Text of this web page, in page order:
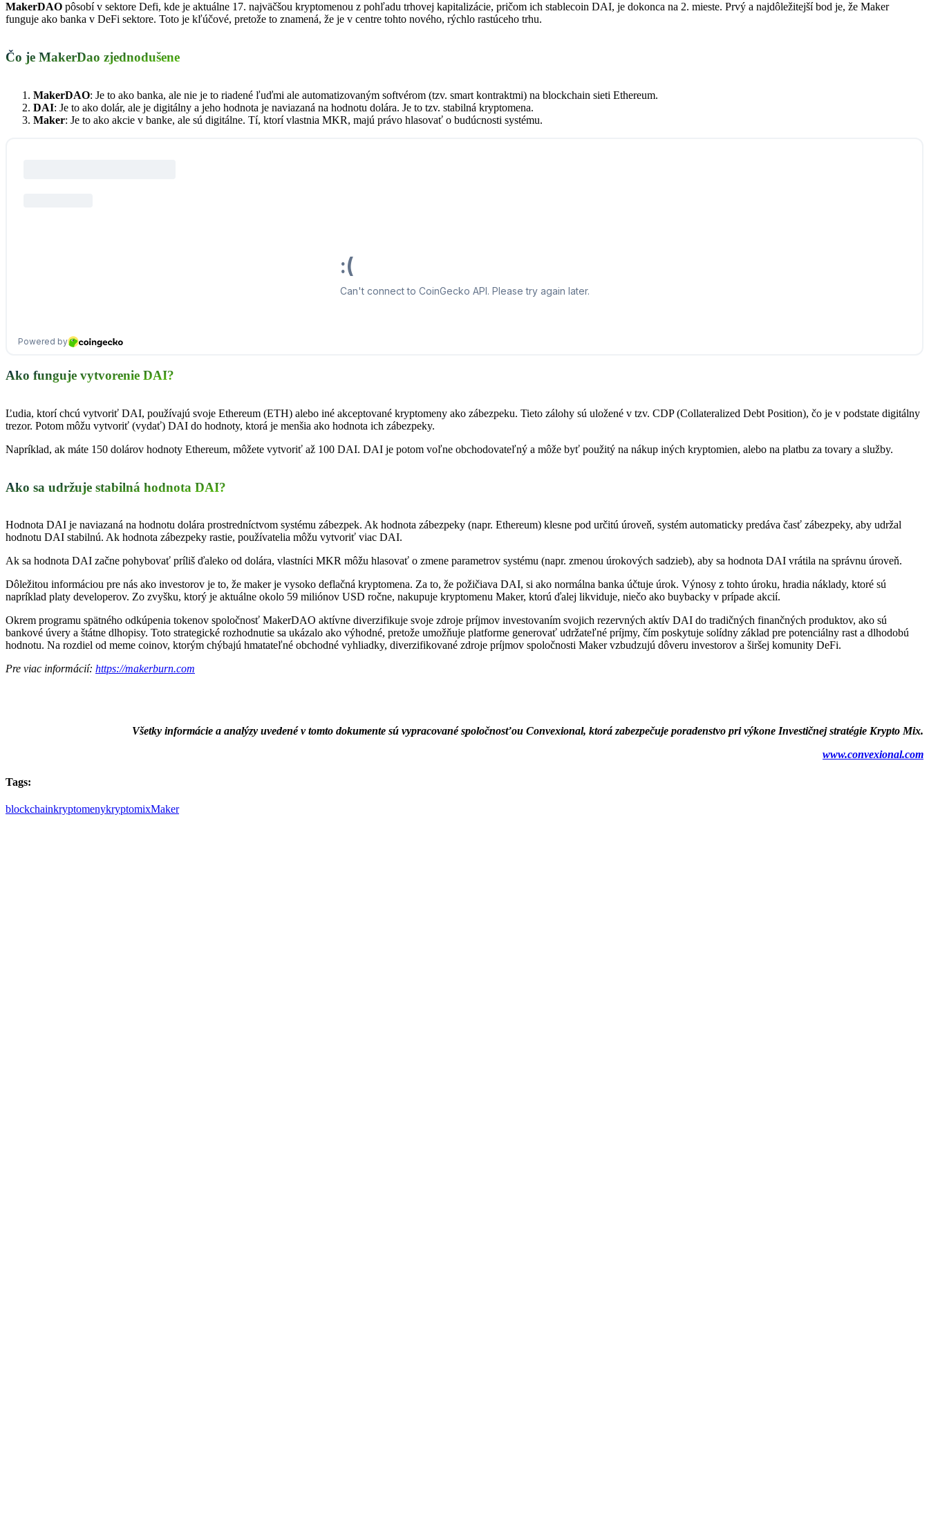
MakerDAO pôsobí v sektore Defi, kde je aktuálne 17. najväčšou kryptomenou z pohľadu trhovej kapitalizácie, pričom ich stablecoin DAI, je dokonca na 2. mieste. Prvý a najdôležitejší bod je, že Maker
funguje ako banka v DeFi sektore. Toto je kľúčové, pretože to znamená, že je v centre tohto nového, rýchlo rastúceho trhu.
Čo je MakerDao zjednodušene
MakerDAO: Je to ako banka, ale nie je to riadené ľuďmi ale automatizovaným softvérom (tzv. smart kontraktmi) na blockchain sieti Ethereum.
DAI: Je to ako dolár, ale je digitálny a jeho hodnota je naviazaná na hodnotu dolára. Je to tzv. stabilná kryptomena.
Maker: Je to ako akcie v banke, ale sú digitálne. Tí, ktorí vlastnia MKR, majú právo hlasovať o budúcnosti systému.
Ako funguje vytvorenie DAI?
Ľudia, ktorí chcú vytvoriť DAI, používajú svoje Ethereum (ETH) alebo iné akceptované kryptomeny ako zábezpeku. Tieto zálohy sú uložené v tzv. CDP (Collateralized Debt Position), čo je v podstate digitálny
trezor. Potom môžu vytvoriť (vydať) DAI do hodnoty, ktorá je menšia ako hodnota ich zábezpeky.
Napríklad, ak máte 150 dolárov hodnoty Ethereum, môžete vytvoriť až 100 DAI. DAI je potom voľne obchodovateľný a môže byť použitý na nákup iných kryptomien, alebo na platbu za tovary a služby.
Ako sa udržuje stabilná hodnota DAI?
Hodnota DAI je naviazaná na hodnotu dolára prostredníctvom systému zábezpek. Ak hodnota zábezpeky (napr. Ethereum) klesne pod určitú úroveň, systém automaticky predáva časť zábezpeky, aby udržal
hodnotu DAI stabilnú. Ak hodnota zábezpeky rastie, používatelia môžu vytvoriť viac DAI.
Ak sa hodnota DAI začne pohybovať príliš ďaleko od dolára, vlastníci MKR môžu hlasovať o zmene parametrov systému (napr. zmenou úrokových sadzieb), aby sa hodnota DAI vrátila na správnu úroveň.
Dôležitou informáciou pre nás ako investorov je to, že maker je vysoko deflačná kryptomena. Za to, že požičiava DAI, si ako normálna banka účtuje úrok. Výnosy z tohto úroku, hradia náklady, ktoré sú
napríklad platy developerov. Zo zvyšku, ktorý je aktuálne okolo 59 miliónov USD ročne, nakupuje kryptomenu Maker, ktorú ďalej likviduje, niečo ako buybacky v prípade akcií.
Okrem programu spätného odkúpenia tokenov spoločnosť MakerDAO aktívne diverzifikuje svoje zdroje príjmov investovaním svojich rezervných aktív DAI do tradičných finančných produktov, ako sú
bankové úvery a štátne dlhopisy. Toto strategické rozhodnutie sa ukázalo ako výhodné, pretože umožňuje platforme generovať udržateľné príjmy, čím poskytuje solídny základ pre potenciálny rast a dlhodobú
hodnotu. Na rozdiel od meme coinov, ktorým chýbajú hmatateľné obchodné vyhliadky, diverzifikované zdroje príjmov spoločnosti Maker vzbudzujú dôveru investorov a širšej komunity DeFi.
Pre viac informácií: https://makerburn.com
Všetky informácie a analýzy uvedené v tomto dokumente sú vypracované spoločnosťou Convexional, ktorá zabezpečuje poradenstvo pri výkone Investičnej stratégie Krypto Mix.
www.convexional.com
Tags:
blockchainkryptomenykryptomixMaker